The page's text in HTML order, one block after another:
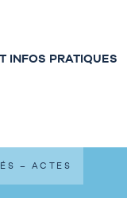
INFOS PRATIQUES
– ACTES